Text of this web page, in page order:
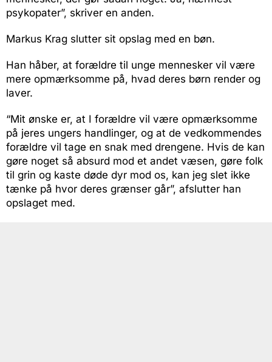
psykopater”, skriver en anden.
Markus Krag slutter sit opslag med en bøn.
Han håber, at forældre til unge mennesker vil være
mere opmærksomme på, hvad deres børn render og
laver.
“Mit ønske er, at I forældre vil være opmærksomme
på jeres ungers handlinger, og at de vedkommendes
forældre vil tage en snak med drengene. Hvis de kan
gøre noget så absurd mod et andet væsen, gøre folk
til grin og kaste døde dyr mod os, kan jeg slet ikke
tænke på hvor deres grænser går”, afslutter han
opslaget med.